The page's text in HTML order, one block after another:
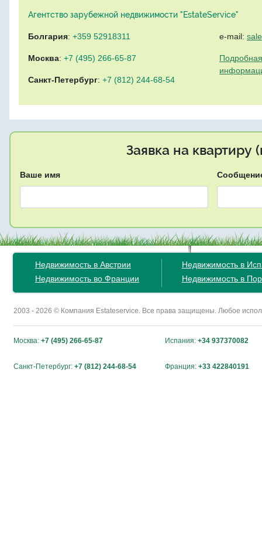
Агентство зарубежной недвижимости "EstateService"
Болгария: +359 52918311
Москва: +7 (495) 266-65-87
Санкт-Петербург: +7 (812) 244-68-54
e-mail:
Заявка на квартиру
Ваше имя
Недвижимость в Австрии
Недвижимость во Франции
Недвижимость в
Недвижимость в
2003 - 2026 © Компания Estateservice. Все права защищены. Любое
Москва: +7 (495) 266-65-87 Испания: +34 937370082
Санкт-Петербург: +7 (812) 244-68-54 Франция: +33 422840191